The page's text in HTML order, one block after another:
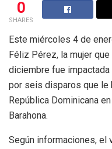
0
SHARES
Este miércoles 4 de
Féliz Pérez, la mujer
diciembre fue
por seis disparos que le
República Dominicana
Barahona.
Según informaciones, el